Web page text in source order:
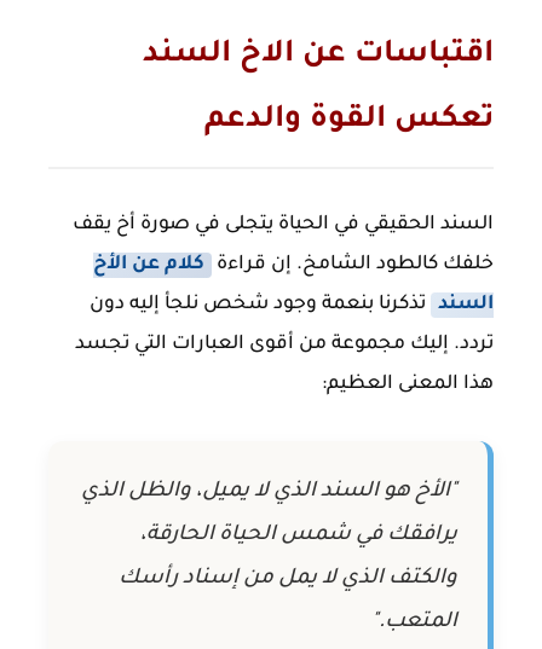
اقتباسات عن الاخ السند
تعكس القوة والدعم
السند الحقيقي في الحياة يتجلى في صورة أخ يقف
خلفك كالطود الشامخ. إن قراءة
كلام عن الأخ
السند
تذكرنا بنعمة وجود شخص نلجأ إليه دون
تردد. إليك مجموعة من أقوى العبارات التي تجسد
هذا المعنى العظيم:
"الأخ هو السند الذي لا يميل، والظل الذي
يرافقك في شمس الحياة الحارقة،
والكتف الذي لا يمل من إسناد رأسك
المتعب."